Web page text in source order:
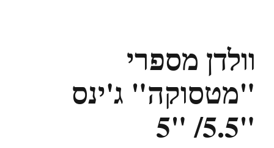
וולדן מספרי
"מטסוקה" ג'ינס
"5.5/ "5